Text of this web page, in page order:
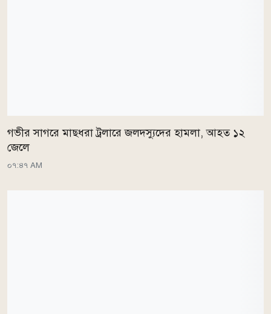
গভীর সাগরে মাছধরা ট্রলারে জলদস্যুদের হামলা, আহত ১২
জেলে
০৭:৪৭ AM